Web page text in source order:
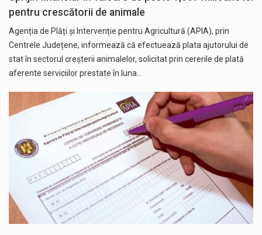
pentru crescătorii de animale
Agenția de Plăți şi Intervenție pentru Agricultură (APIA), prin
Centrele Județene, informează că efectuează plata ajutorului de
stat în sectorul creșterii animalelor, solicitat prin cererile de plată
aferente serviciilor prestate în luna…